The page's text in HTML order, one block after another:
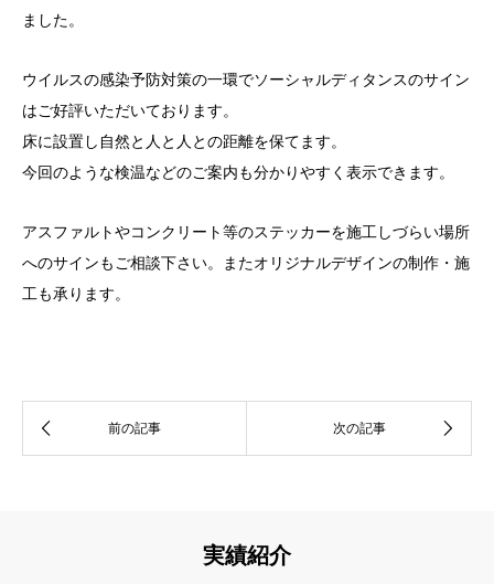
ました。
ウイルスの感染予防対策の一環でソーシャルディタンスのサイン
はご好評いただいております。
床に設置し自然と人と人との距離を保てます。
今回のような検温などのご案内も分かりやすく表示できます。
アスファルトやコンクリート等のステッカーを施工しづらい場所
へのサインもご相談下さい。またオリジナルデザインの制作・施
工も承ります。
実績紹介